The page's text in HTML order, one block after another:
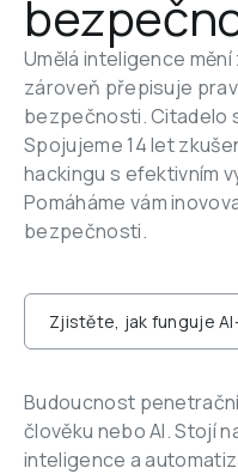
Umělá inteligence
zároveň přepisuje
bezpečnosti. Citadelo
Spojujeme 14 let
hackingu s efektivním
Pomáháme vám
bezpečnosti.
Zjistěte, jak funguje
Budoucnost
člověku nebo AI. Stojí
inteligence a